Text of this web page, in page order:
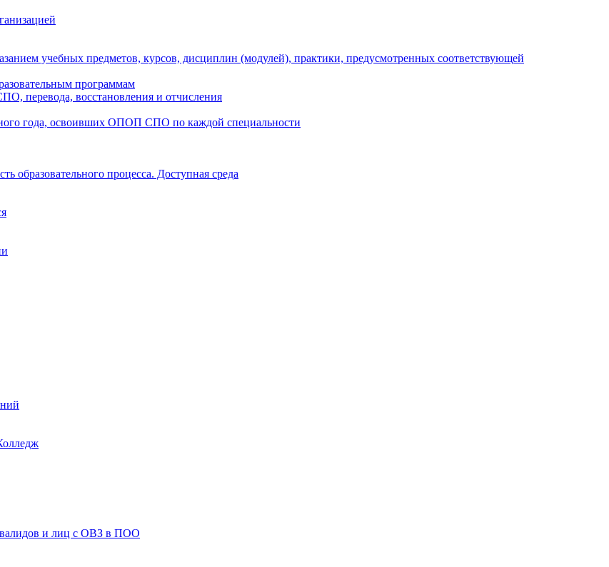
учебных предметов, курсов, дисциплин (модулей), практики, предусмотренных соответствующей
программам
перевода, восстановления и отчисления
года, освоивших ОПОП СПО по каждой специальности
образовательного процесса. Доступная среда
и лиц с ОВЗ в ПОО